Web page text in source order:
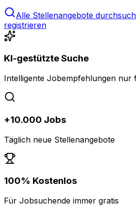
Alle Stellenangebote
registrieren
KI-gestützte Suche
Intelligente Jobempfehlungen nur
+10.000 Jobs
Täglich neue Stellenangebote
100% Kostenlos
Für Jobsuchende immer gratis